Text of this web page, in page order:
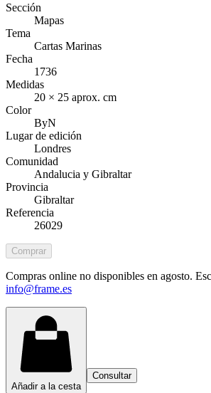
Sección
Mapas
Tema
Cartas Marinas
Fecha
1736
Medidas
20 × 25 aprox. cm
Color
ByN
Lugar de edición
Londres
Comunidad
Andalucia y Gibraltar
Provincia
Gibraltar
Referencia
26029
Comprar
Compras online no disponibles en agosto.
info@frame.es
Añadir a la cesta
Consultar